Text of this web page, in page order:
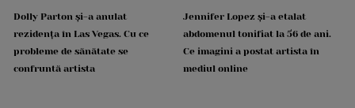
Dolly Parton și-a anulat
rezidența în Las Vegas. Cu ce
probleme de sănătate se
confruntă artista
Jennifer Lopez și-a etalat
abdomenul tonifiat la 56 de ani.
Ce imagini a postat artista în
mediul online